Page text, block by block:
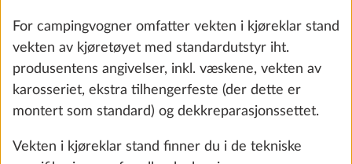
Totalvektsøkning til 2.000 kg, enkel
For campingvogner omfatter vekten i kjøreklar stand
vekten av kjøretøyet med standardutstyr iht.
produsentens angivelser, inkl. væskene, vekten av
karosseriet, ekstra tilhengerfeste (der dette er
montert som standard) og dekkreparasjonssettet.
Vekten i kjøreklar stand finner du i de tekniske